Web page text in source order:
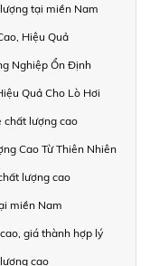
tại miền Nam
Hiệu Quả
Nghiệp Ổn Định
Quả Cho Lò Hơi
chất lượng cao
Cao Từ Thiên Nhiên
lượng cao
miền Nam
giá thành hợp lý
cao